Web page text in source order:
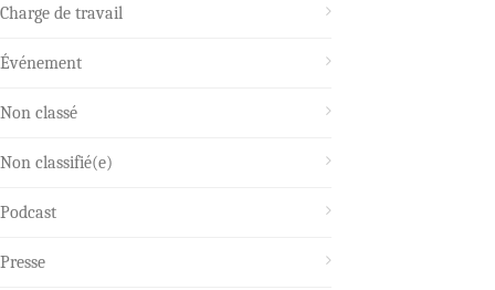
Charge de travail
Événement
Non classé
Non classifié(e)
Podcast
Presse